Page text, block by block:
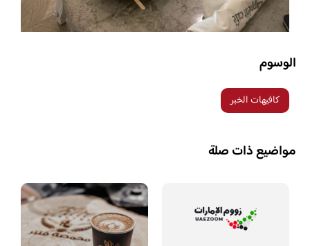
الوسوم
كافيهات الخبر
مواضيع ذات صلة